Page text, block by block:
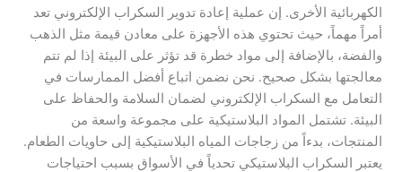
الكهربائية الأخرى. إن عملية إعادة تدوير السكراب الإلكتروني تعد
أمراً مهماً، حيث تحتوي هذه الأجهزة على معادن قيمة مثل الذهب
والفضة، بالإضافة إلى مواد خطرة قد تؤثر على البيئة إذا لم تتم
معالجتها بشكل صحيح. نحن نضمن اتباع أفضل الممارسات في
التعامل مع السكراب الإلكتروني لضمان السلامة والحفاظ على
البيئة. تشتمل المواد البلاستيكية على مجموعة واسعة من
المنتجات، بدءاً من زجاجات المياه البلاستيكية إلى حاويات الطعام.
يعتبر السكراب البلاستيكي تحدياً في الأسواق بسبب احتياجات